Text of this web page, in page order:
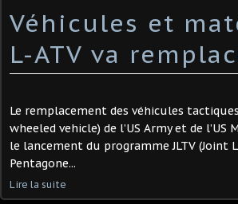
Véhicules et
L-ATV va
Le remplacement des véhicules
wheeled vehicle) de l’US Army et de
le lancement du programme JLTV (Joint
Pentagone...
Lire la suite